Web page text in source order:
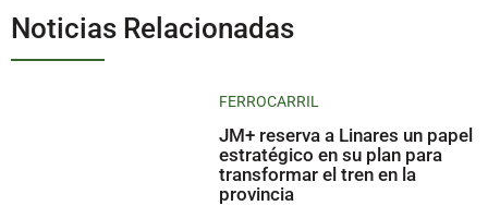
Noticias Relacionadas
FERROCARRIL
JM+ reserva a Linares un papel
estratégico en su plan para
transformar el tren en la
provincia